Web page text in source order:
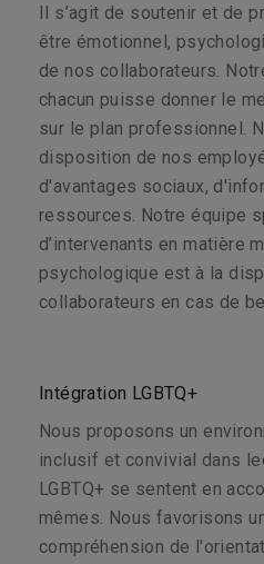
Il s’agit de soutenir et de
être émotionnel,
de nos collaborateurs.
chacun puisse donner le
sur le plan professionnel.
disposition de nos
d'avantages sociaux,
ressources. Notre équipe
d’intervenants en matière
psychologique est à la
collaborateurs en cas de
Intégration LGBTQ+
Nous proposons un
inclusif et convivial dans
LGBTQ+ se sentent en
mêmes. Nous favorisons
compréhension de